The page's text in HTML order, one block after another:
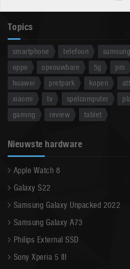
Topics
smartphone telefoon samsung
oppo
opvouwbare 5g pro
huawei
pretpark kopen
xiaomi
tv spelcomputer
gaming
review tablet
Nieuwste hardware
Apple Watch 8
Galaxy S22
Samsung Galaxy Unpacked 2022
Samsung Galaxy A73
Philips External SSD
Sony Xperia 5 III